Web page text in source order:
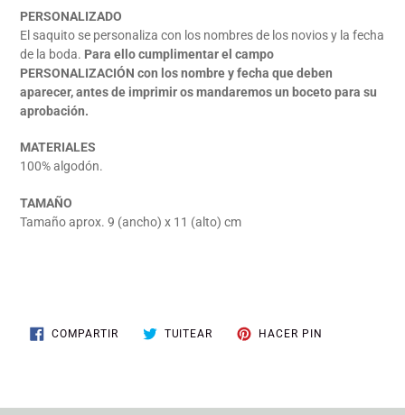
carrito
de
compra
PERSONALIZADO
El saquito se personaliza con los nombres de los novios y la fecha
de la boda. Para ello cumplimentar el campo
PERSONALIZACIÓN con los nombre y fecha que deben
aparecer, antes de imprimir os mandaremos un boceto para su
aprobación.
MATERIALES
100% algodón.
TAMAÑO
Tamaño aprox. 9 (ancho) x 11 (alto) cm
COMPARTIRCOMPARTIRTUITEAR TUITEARHACER PIN